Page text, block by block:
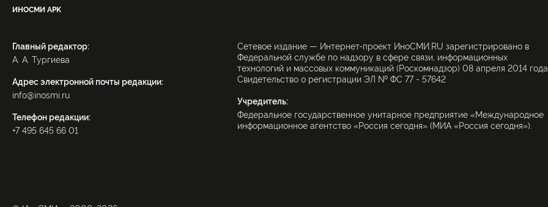
ИНОСМИ APK
Главный редактор:
А. А. Тургиева
Адрес электронной почты редакции:
info@inosmi.ru
Телефон редакции:
+7 495 645 66 01
Сетевое издание — Интернет-проект ИноСМИ.RU зарегистрировано в
Федеральной службе по надзору в сфере связи, информационных
технологий и массовых коммуникаций (Роскомнадзор) 08 апреля 2014 года.
Свидетельство о регистрации ЭЛ № ФС 77 - 57642
Учредитель:
Федеральное государственное унитарное предприятие «Международное
информационное агентство «Россия сегодня» (МИА «Россия сегодня»).